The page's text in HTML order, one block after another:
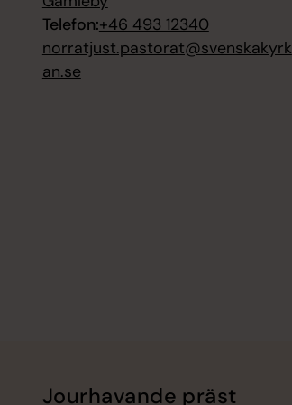
Telefon:+46 493 12340
norratjust.pastorat@svenskakyrk
an.se
Jourhavande präst